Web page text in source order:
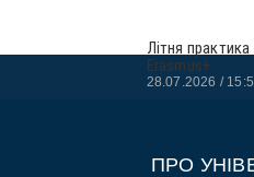
Літня
Erasmus+
28.07.2026
ПРО